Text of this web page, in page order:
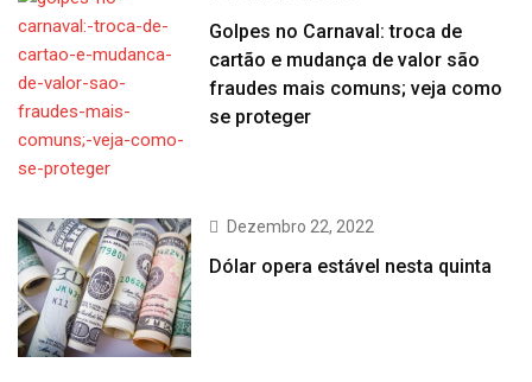
Golpes no Carnaval: troca de
cartão e mudança de valor são
fraudes mais comuns; veja como
se proteger
Dezembro 22, 2022
Dólar opera estável nesta quinta